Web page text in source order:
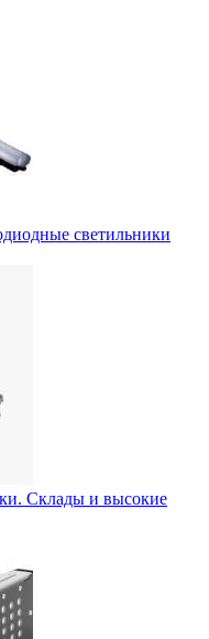
светильники
Склады и высокие